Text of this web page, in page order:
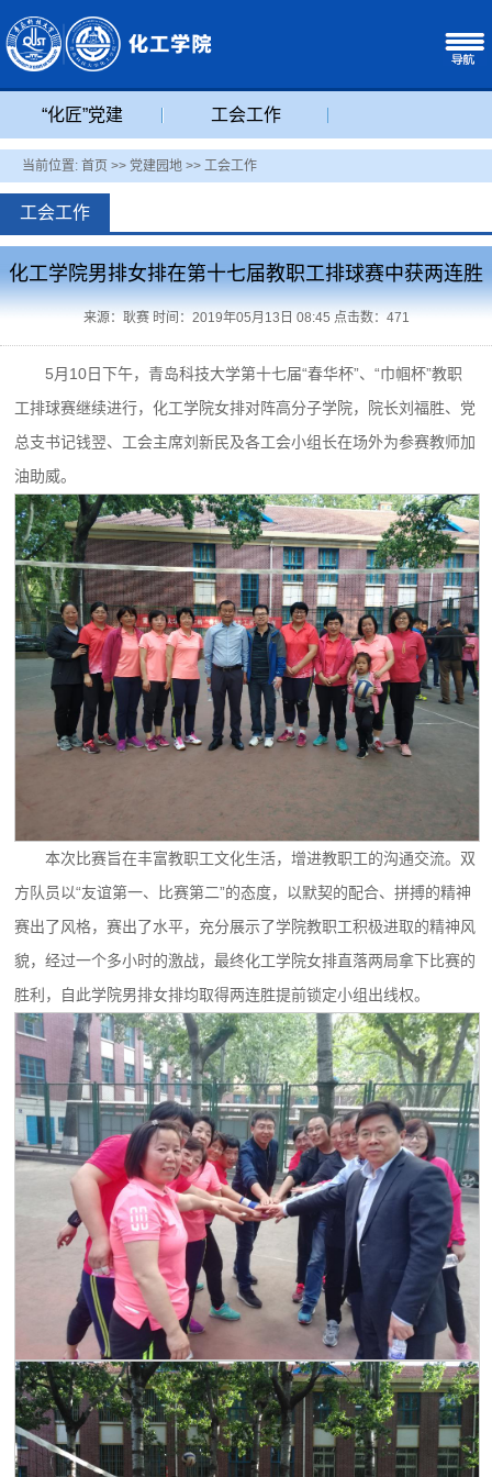
“化匠”党建 工会工作
当前位置: 首页 >> 党建园地 >> 工会工作
工会工作
化工学院男排女排在第十七届教职工排球赛中获两连胜
来源：耿赛 时间：2019年05月13日 08:45 点击数： 471
5月10日下午，青岛科技大学第十七届“春华杯”、“巾帼杯”教职
工排球赛继续进行，化工学院女排对阵高分子学院，院长刘福胜、党
总支书记钱翌、工会主席刘新民及各工会小组长在场外为参赛教师加
油助威。
本次比赛旨在丰富教职工文化生活，增进教职工的沟通交流。双
方队员以“友谊第一、比赛第二”的态度，以默契的配合、拼搏的精神
赛出了风格，赛出了水平，充分展示了学院教职工积极进取的精神风
貌，经过一个多小时的激战，最终化工学院女排直落两局拿下比赛的
胜利，自此学院男排女排均取得两连胜提前锁定小组出线权。